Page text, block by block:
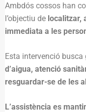
Ambdós cossos han
l’objectiu de localitzar,
immediata a les
Esta intervenció busca
d’aigua, atenció
resguardar-se de les
L’assistència es